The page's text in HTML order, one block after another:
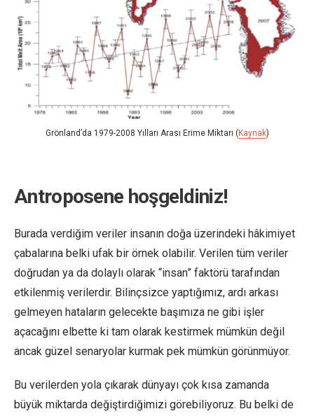
Grönland’da 1979-2008 Yılları Arası Erime Miktarı ( Kaynak)
Antroposene hoşgeldiniz!
Burada verdiğim veriler insanın doğa üzerindeki hâkimiyet
çabalarına belki ufak bir örnek olabilir. Verilen tüm veriler
doğrudan ya da dolaylı olarak “insan” faktörü tarafından
etkilenmiş verilerdir. Bilinçsizce yaptığımız, ardı arkası
gelmeyen hataların gelecekte başımıza ne gibi işler
açacağını elbette ki tam olarak kestirmek mümkün değil
ancak güzel senaryolar kurmak pek mümkün görünmüyor.
Bu verilerden yola çıkarak dünyayı çok kısa zamanda
büyük miktarda değiştirdiğimizi görebiliyoruz. Bu belki de